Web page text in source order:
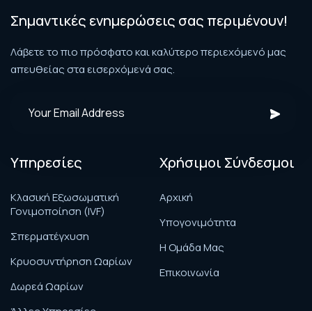
Σημαντικές ενημερώσεις σας περιμένουν!
Λάβετε το πιο πρόσφατο και καλύτερο περιεχόμενό μας
απευθείας στα εισερχόμενά σας.
Υπηρεσίες
Κλασική Εξωσωματική
Γονιμοποίηση (IVF)
Σπερματέγχυση
Κρυοσυντήρηση Ωαρίων
Δωρεά Ωαρίων
Χρήσιμοι Σύνδεσμοι
Αρχική
Υπογονιμότητα
H Ομάδα Μας
Επικοινωνία